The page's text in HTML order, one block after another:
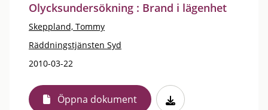
Olycksundersökning : Brand i lägenhet
Skeppland, Tommy
Räddningstjänsten Syd
2010-03-22
Öppna dokument